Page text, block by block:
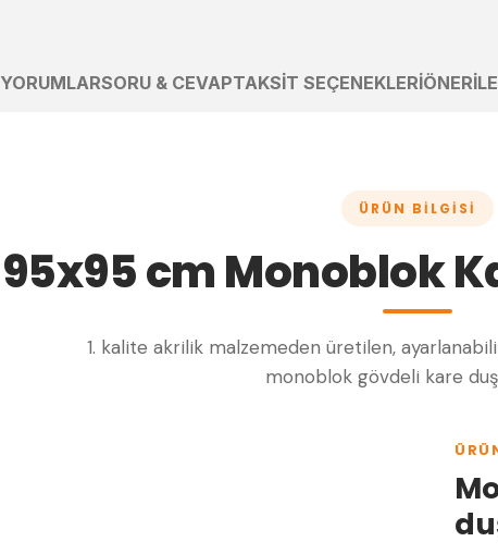
YORUMLARSORU & CEVAPTAKSIT SEÇENEKLERI
ÜRÜN BILGISI
95x95 cm Monoblok
1. kalite akrilik malzemeden üretilen,
monoblok gövdeli kare